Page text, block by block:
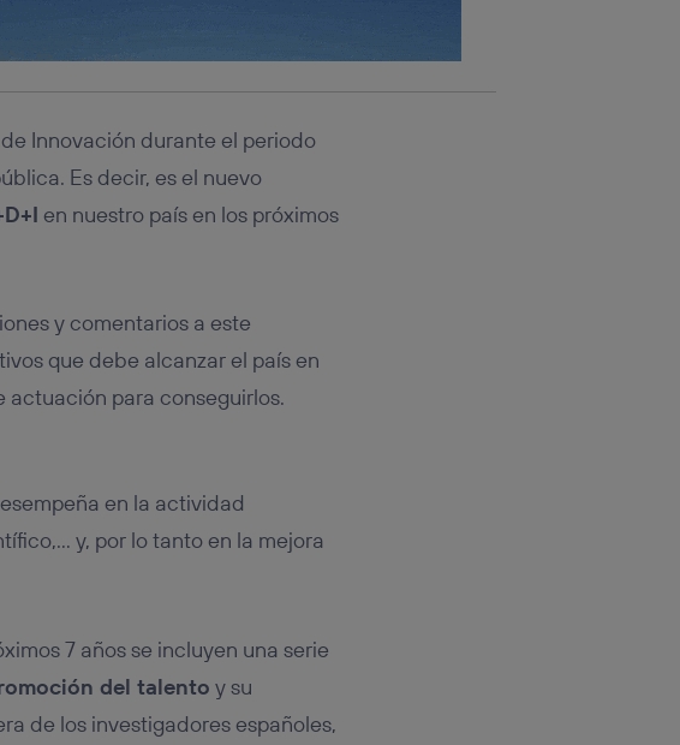
Innovación durante el periodo
Es decir, es el nuevo
en nuestro país en los próximos
y comentarios a este
que debe alcanzar el país en
actuación para conseguirlos.
en la actividad
y, por lo tanto en la mejora
7 años se incluyen una serie
del talento y su
de los investigadores españoles,